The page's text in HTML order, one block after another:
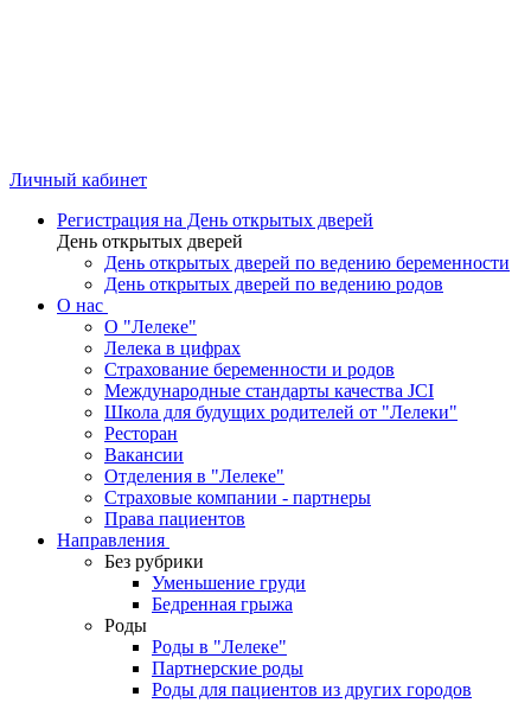
Личный кабинет
Регистрация на День открытых дверей
День открытых дверей
День открытых дверей по ведению беременности
День открытых дверей по ведению родов
О нас
О "Лелеке"
Лелека в цифрах
Страхование беременности и родов
Международные стандарты качества JCI
Школа для будущих родителей от "Лелеки"
Ресторан
Вакансии
Отделения в "Лелеке"
Страховые компании - партнеры
Права пациентов
Направления
Без рубрики
Уменьшение груди
Бедренная грыжа
Роды
Роды в "Лелеке"
Партнерские роды
Роды для пациентов из других городов